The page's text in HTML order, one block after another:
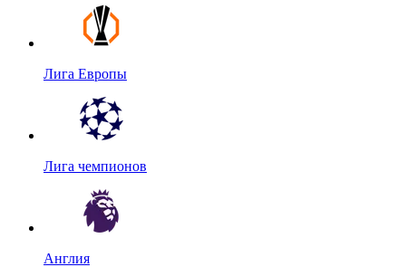
Лига Европы
Лига чемпионов
Англия